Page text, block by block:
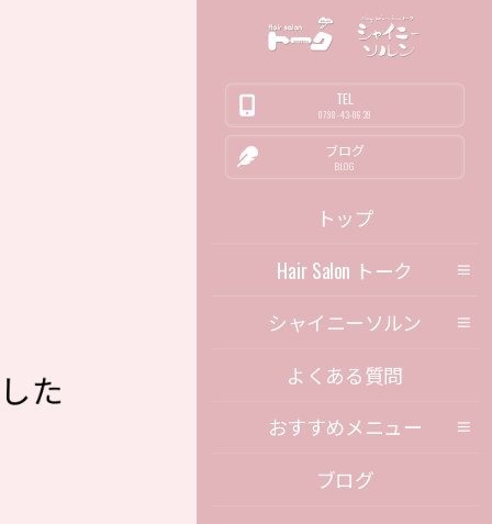
た
TEL
0798-43-0639
ブログ
BLOG
トップ
Hair Salon トーク
シャイニーソルン
よくある質問
おすすめメニュー
ブログ